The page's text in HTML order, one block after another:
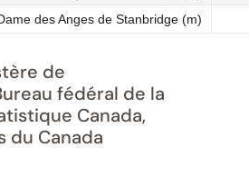
des Anges de Stanbridge (m)
de
fédéral de la
Canada,
du Canada